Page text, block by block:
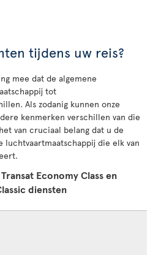
tijdens uw reis?
mee dat de algemene
tot
Als zodanig kunnen onze
kenmerken verschillen van die
van cruciaal belang dat u de
luchtvaartmaatschappij die elk van
Economy Class en
diensten